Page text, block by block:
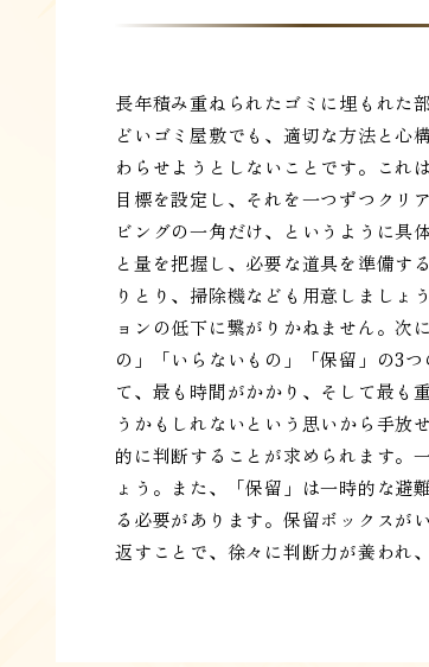
長年積み重ねられたゴミに埋もれた
どいゴミ屋敷でも、適切な方法と心
わらせようとしないことです。これ
目標を設定し、それを一つずつクリ
ビングの一角だけ、というように具
と量を把握し、必要な道具を準備す
りとり、掃除機なども用意しましょ
ョンの低下に繋がりかねません。次
の」「いらないもの」「保留」の3
て、最も時間がかかり、そして最も
うかもしれないという思いから手放
的に判断することが求められます。
ょう。また、「保留」は一時的な避
る必要があります。保留ボックスが
返すことで、徐々に判断力が養われ